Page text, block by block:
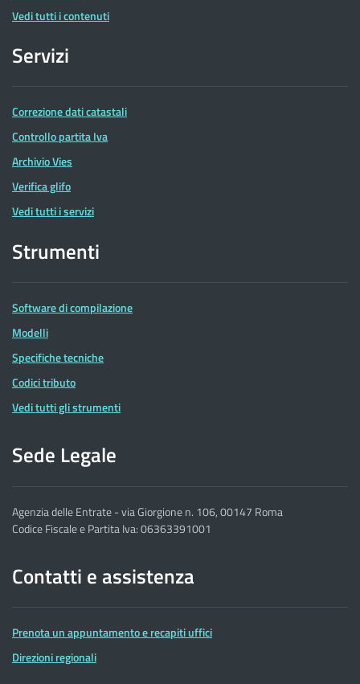
Vedi tutti i contenuti
Servizi
Correzione dati catastali
Controllo partita Iva
Archivio Vies
Verifica glifo
Vedi tutti i servizi
Strumenti
Software di compilazione
Modelli
Specifiche tecniche
Codici tributo
Vedi tutti gli strumenti
Sede Legale
Agenzia delle Entrate - via Giorgione n. 106, 00147 Roma
Codice Fiscale e Partita Iva: 06363391001
Contatti e assistenza
Prenota un appuntamento e recapiti uffici
Direzioni regionali